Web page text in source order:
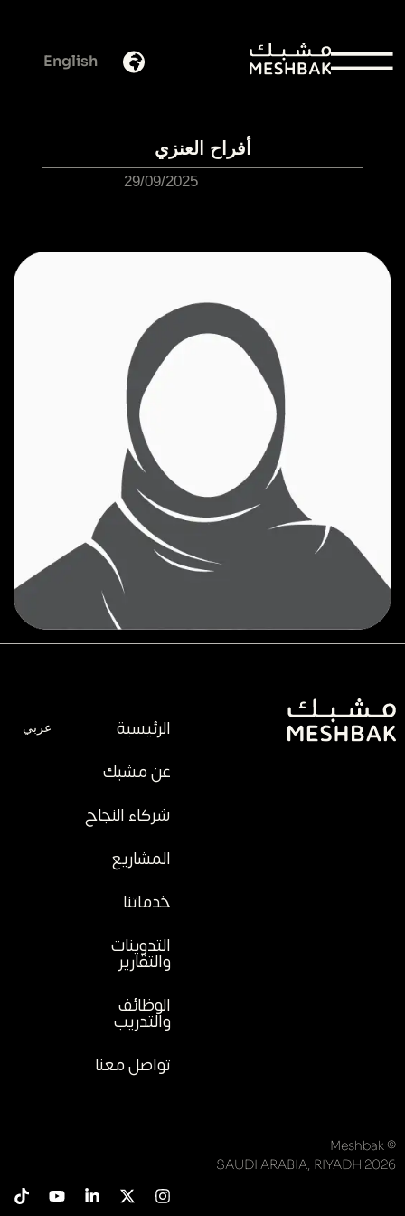
English
أفراح العنزي
29/09/2025
الرئيسية
عن مشبك
شركاء النجاح
المشاريع
خدماتنا
التدوينات
والتقارير
الوظائف
والتدريب
تواصل معنا
عربي
© Meshbak
2026 SAUDI ARABIA, RIYADH